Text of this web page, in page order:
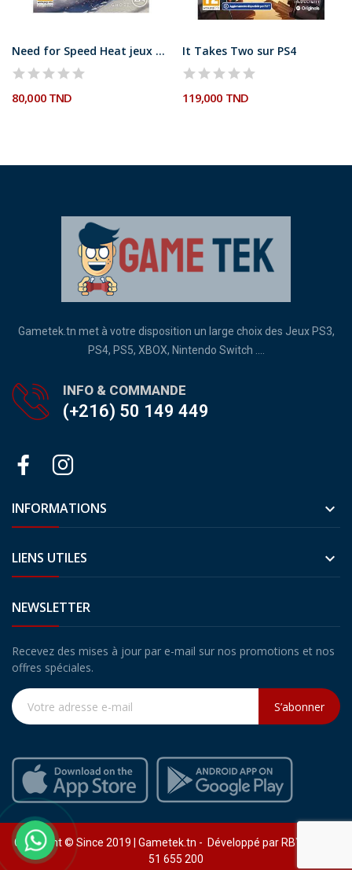
Need for Speed Heat jeux Ps4
80,000 TND
It Takes Two sur PS4
119,000 TND
Gametek.tn met à votre disposition un large choix des Jeux PS3,
PS4, PS5, XBOX, Nintendo Switch ....
INFO & COMMANDE
(+216) 50 149 449
INFORMATIONS 
LIENS UTILES 
NEWSLETTER
Recevez des mises à jour par e-mail sur nos promotions et nos
offres spéciales.
S’abonner
Copyright © Since 2019 | Gametek.tn - Développé par RBY (+216)
51 655 200